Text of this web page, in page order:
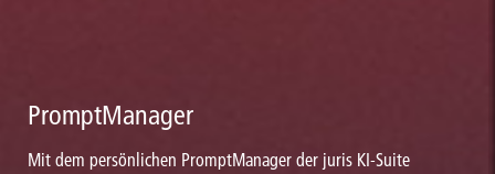
PromptManager
Mit dem persönlichen PromptManager der juris KI-Suite